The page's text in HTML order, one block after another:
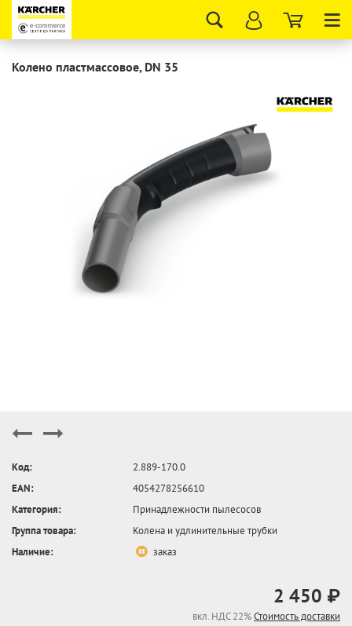
Колено пластмассовое, DN 35
Код:
2.889-170.0
EAN:
4054278256610
Категория:
Принадлежности пылесосов
Группа товара:
Колена и удлинительные трубки
Наличие:
заказ
2 450 ₽
вкл. НДС 22%Стоимость доставки